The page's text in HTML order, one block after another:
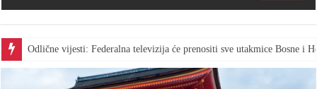
Odlične vijesti: Federalna televizija će prenositi sve utakmice Bosne i